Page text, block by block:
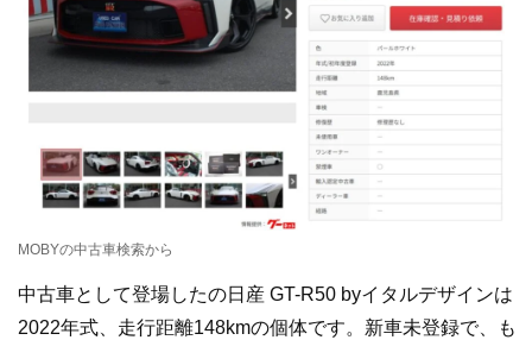
MOBYの中古車検索から
中古車として登場したの日産 GT-R50 byイタルデザインは
2022年式、走行距離148kmの個体です。新車未登録で、も